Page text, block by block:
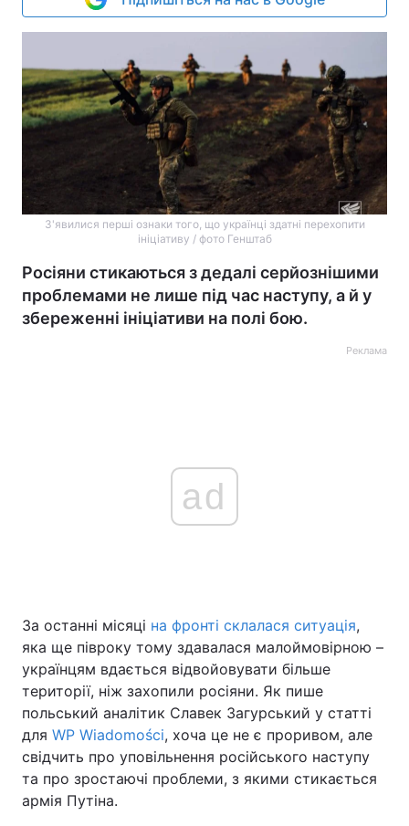
З'явилися перші ознаки того, що українці здатні перехопити
ініціативу / фото Генштаб
Росіяни стикаються з дедалі серйознішими
проблемами не лише під час наступу, а й у
збереженні ініціативи на полі бою.
Реклама
ad
За останні місяці на фронті склалася ситуація,
яка ще півроку тому здавалася малоймовірною –
українцям вдається відвойовувати більше
території, ніж захопили росіяни. Як пише
польський аналітик Славек Загурський у статті
для WP Wiadomości, хоча це не є проривом, але
свідчить про уповільнення російського наступу
та про зростаючі проблеми, з якими стикається
армія Путіна.